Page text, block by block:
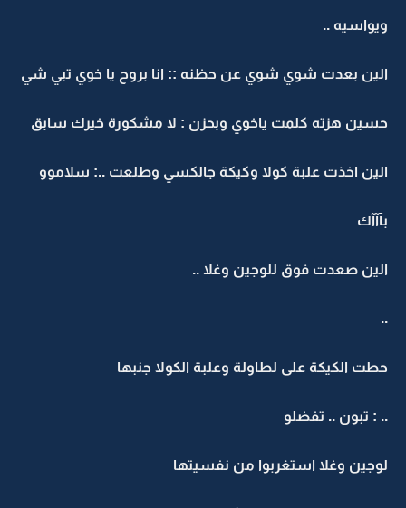
ويواسيه ..
الين بعدت شوي شوي عن حظنه :: انا بروح يا خوي تبي شي
حسين هزته كلمت ياخوي وبحزن : لا مشكورة خيرك سابق
الين اخذت علبة كولا وكيكة جالكسي وطلعت ..: سلاموو
بآآآك
الين صعدت فوق للوجين وغلا ..
..
حطت الكيكة على لطاولة وعلبة الكولا جنبها
.. : تبون .. تفضلو
لوجين وغلا استغربوا من نفسيتها